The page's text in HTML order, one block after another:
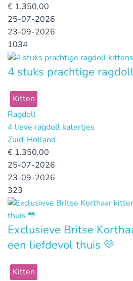
€ 1.350,00
25-07-2026
23-09-2026
1034
4 stuks prachtige
Kitten
Ragdoll
4 lieve ragdoll katertjes
Zuid-Holland
€ 1.350,00
25-07-2026
23-09-2026
323
Exclusieve Britse
een liefdevol thuis 💛
Kitten